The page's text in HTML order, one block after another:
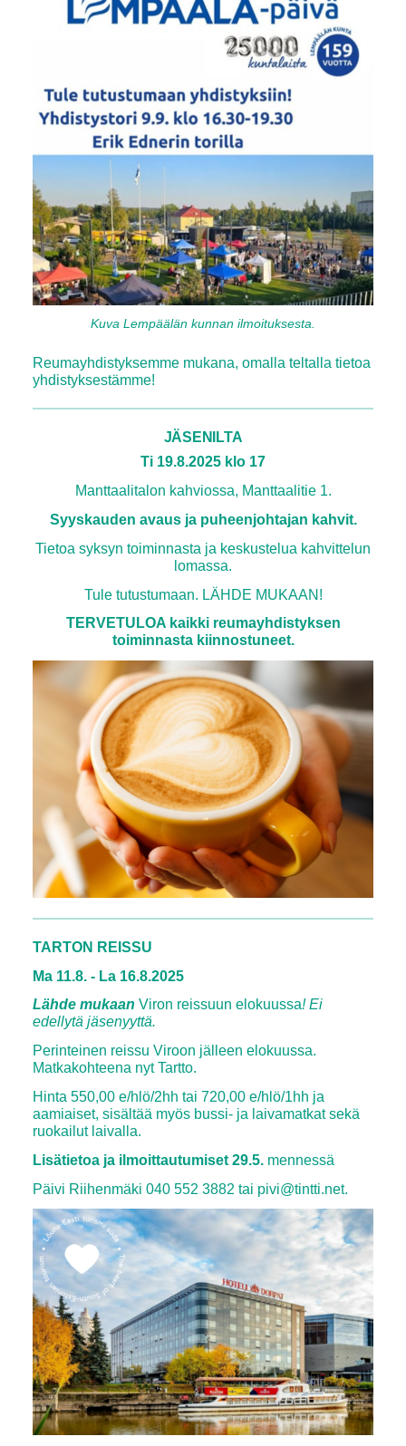
Kuva Lempäälän kunnan ilmoituksesta.
Reumayhdistyksemme mukana, omalla teltalla tietoa
yhdistyksestämme!
JÄSENILTA
Ti 19.8.2025 klo 17
Manttaalitalon kahviossa, Manttaalitie 1.
Syyskauden avaus ja puheenjohtajan kahvit.
Tietoa syksyn toiminnasta ja keskustelua kahvittelun
lomassa.
Tule tutustumaan. LÄHDE MUKAAN!
TERVETULOA kaikki reumayhdistyksen
toiminnasta kiinnostuneet.
TARTON REISSU
Ma 11.8. - La 16.8.2025
Lähde mukaan Viron reissuun elokuussa! Ei
edellytä jäsenyyttä.
Perinteinen reissu Viroon jälleen elokuussa.
Matkakohteena nyt Tartto.
Hinta 550,00 e/hlö/2hh tai 720,00 e/hlö/1hh ja
aamiaiset, sisältää myös bussi- ja laivamatkat sekä
ruokailut laivalla.
Lisätietoa ja ilmoittautumiset 29.5.mennessä
Päivi Riihenmäki 040 552 3882 tai pivi@tintti.net.